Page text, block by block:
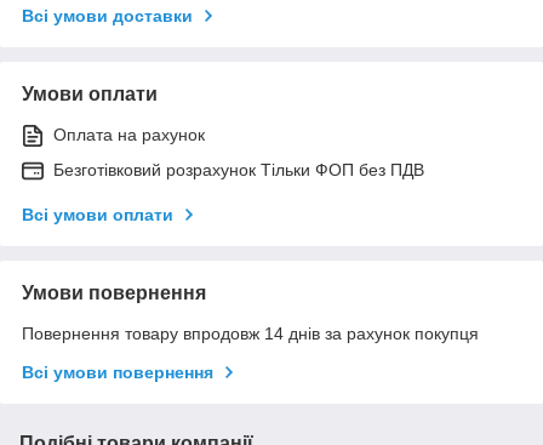
Всі умови доставки
Умови оплати
Оплата на рахунок
Безготівковий розрахунок Тільки ФОП без ПДВ
Всі умови оплати
Умови повернення
Повернення товару впродовж 14 днів за рахунок покупця
Всі умови повернення